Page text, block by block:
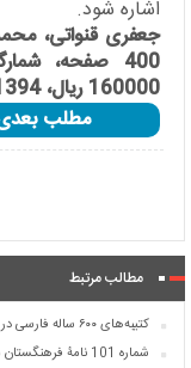
اشاره شود.
جعفری قنواتی،
160000 ریال، 1394.
مطلب
مطالب مرتبط
کتیبه‌های ۶۰۰ ساله فارسی در هندوستان
شماره 101 نامۀ فرهنگستان منتشر شد